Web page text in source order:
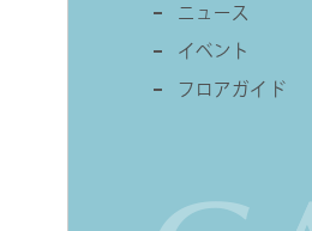
ニュース
イベント
フロアガイド